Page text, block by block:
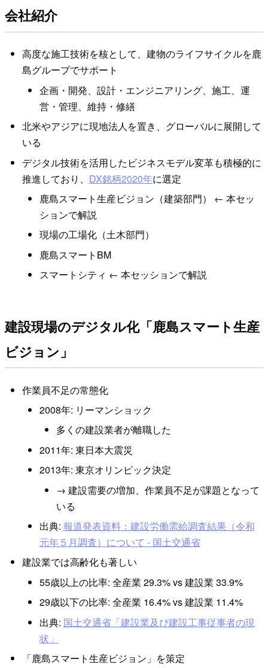
会社紹介
高度な施工技術を核として、建物のライフサイクルを鹿
島グループでサポート
企画・開発、設計・エンジニアリング、施工、運
営・管理、維持・修繕
北米やアジアに現地法人を置き、グローバルに展開して
いる
デジタル技術を活用したビジネスモデル変革も積極的に
推進しており、 DX銘柄2020年に選定
鹿島スマート生産ビジョン（建築部門） ← 本セッ
ションで解説
現場の工場化（土木部門）
鹿島スマートBM
スマートシティ ← 本セッションで解説
建設現場のデジタル化「鹿島スマート生産
ビジョン」
作業員不足の常態化
2008年: リーマンショック
多くの建設業者が離職した
2011年: 東日本大震災
2013年: 東京オリンピック決定
→ 建設需要の増加、作業員不足が課題となって
いる
出典: 報道発表資料：建設労働需給調査結果（令和
元年５月調査）について - 国土交通省
建設業では高齢化も著しい
55歳以上の比率: 全産業 29.3% vs 建設業 33.9%
29歳以下の比率: 全産業 16.4% vs 建設業 11.4%
出典: 国土交通省「建設業及び建設工事従事者の現
状」
「鹿島スマート生産ビジョン」を策定